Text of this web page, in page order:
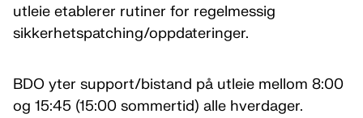
utleie etablerer rutiner for regelmessig
sikkerhetspatching/oppdateringer.
BDO yter support/bistand på utleie mellom 8:00
og 15:45 (15:00 sommertid) alle hverdager.